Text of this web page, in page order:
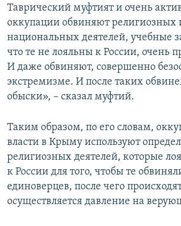
Таврический муфтият и очень
оккупации обвиняют религиозных
национальных деятелей, учебные
что те не лояльны к России, очень
И даже обвиняют, совершенно
экстремизме. И после таких
обыски», – сказал муфтий.
Таким образом, по его словам,
власти в Крыму используют
религиозных деятелей, которые
к России для того, чтобы те
единоверцев, после чего
осуществляется давление на